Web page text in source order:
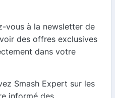
vous à la newsletter de
des offres exclusives
dans votre
Smash Expert sur les
informé des